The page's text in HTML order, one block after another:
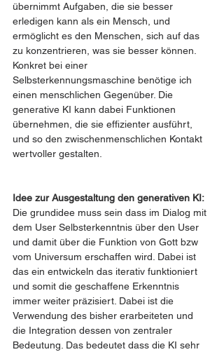
übernimmt Aufgaben, die sie besser
erledigen kann als ein Mensch, und
ermöglicht es den Menschen, sich auf das
zu konzentrieren, was sie besser können.
Konkret bei einer
Selbsterkennungsmaschine benötige ich
einen menschlichen Gegenüber. Die
generative KI kann dabei Funktionen
übernehmen, die sie effizienter ausführt,
und so den zwischenmenschlichen Kontakt
wertvoller gestalten.
Idee zur Ausgestaltung den generativen KI:
Die grundidee muss sein dass im Dialog mit
dem User Selbsterkenntnis über den User
und damit über die Funktion von Gott bzw
vom Universum erschaffen wird. Dabei ist
das ein entwickeln das iterativ funktioniert
und somit die geschaffene Erkenntnis
immer weiter präzisiert. Dabei ist die
Verwendung des bisher erarbeiteten und
die Integration dessen von zentraler
Bedeutung. Das bedeutet dass die KI sehr